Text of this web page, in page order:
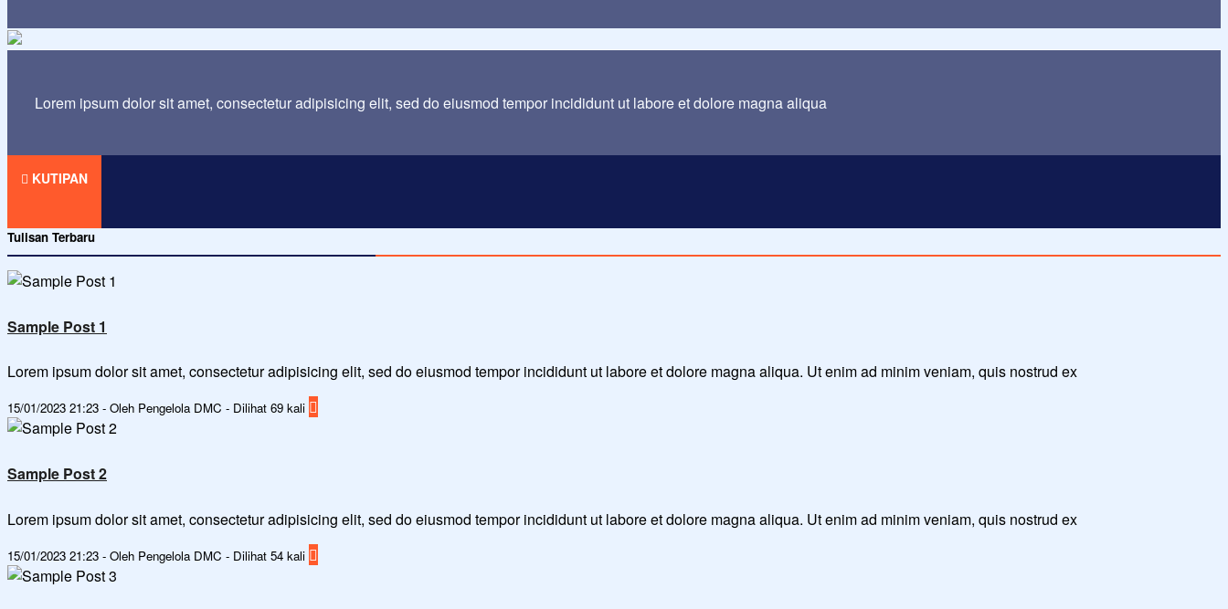
Lorem ipsum dolor sit amet, consectetur adipisicing elit, sed do eiusmod tempor incididunt ut labore et dolore magna aliqua
KUTIPAN
Tulisan Terbaru
Sample Post 1
Lorem ipsum dolor sit amet, consectetur adipisicing elit, sed do eiusmod tempor incididunt ut labore et dolore magna aliqua. Ut enim ad minim veniam, quis nostrud ex
15/01/2023 21:23 - Oleh Pengelola DMC - Dilihat 69 kali
Sample Post 2
Lorem ipsum dolor sit amet, consectetur adipisicing elit, sed do eiusmod tempor incididunt ut labore et dolore magna aliqua. Ut enim ad minim veniam, quis nostrud ex
15/01/2023 21:23 - Oleh Pengelola DMC - Dilihat 54 kali